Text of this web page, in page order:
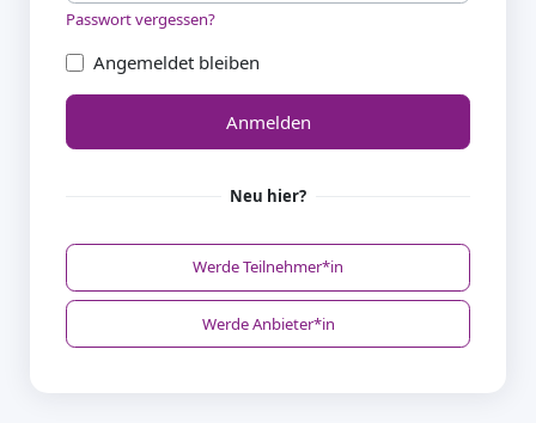
Passwort vergessen?
Angemeldet bleiben
Anmelden
Neu hier?
Werde Teilnehmer*in
Werde Anbieter*in